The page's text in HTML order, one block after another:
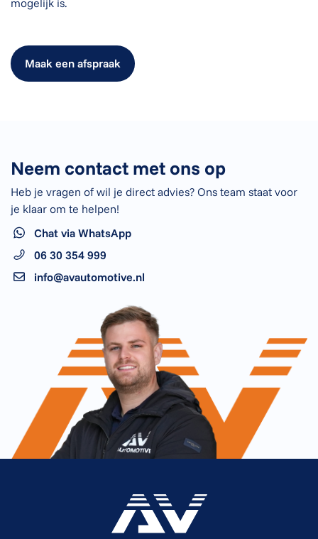
Maak een afspraak
Neem contact met ons op
Heb je vragen of wil je direct advies? Ons team staat voor
je klaar om te helpen!
Chat via WhatsApp
06 30 354 999
info@avautomotive.nl